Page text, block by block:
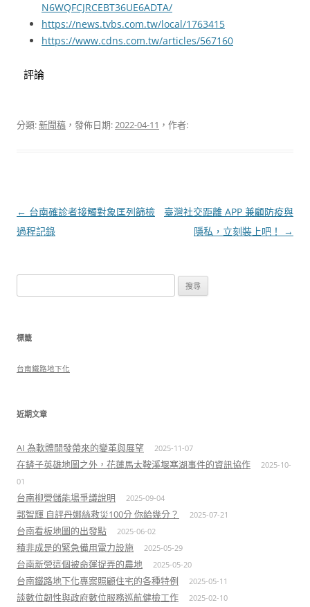
N6WQFCJRCEBT36UE6ADTA/
https://news.tvbs.com.tw/local/1763415
https://www.cdns.com.tw/articles/567160
評論
分類:新聞稿 ，發佈日期:2022-04-11 ，作者:
文
章
← 台南確診者接觸對象匡列篩檢
過程記錄
臺灣社交距離 APP 兼顧防疫與
隱私，立刻裝上吧！
→
尋
鍵
標籤
台南鐵路地下化
近期文章
AI 為軟體開發帶來的變革與展望 2025-11-07
在鏟子英雄地圖之外，花蓮馬太鞍溪堰塞湖事件的資訊協作
2025-10-
01
台南柳營儲能場爭議說明 2025-09-04
郭智輝 自評丹娜絲救災100分 你給幾分？ 2025-07-21
台南看板地圖的出發點 2025-06-02
積非成是的緊急備用電力設施 2025-05-29
台南新營這個被命運捉弄的農地 2025-05-20
台南鐵路地下化專案照顧住宅的各種特例 2025-05-11
談數位韌性與政府數位服務巡航健檢工作 2025-02-10